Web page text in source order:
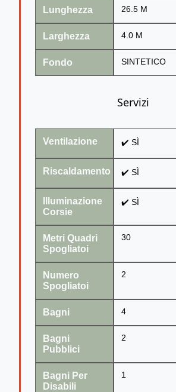
Lunghezza 26.5 M
Larghezza 4.0 M
Fondo SINTETICO
Servizi
Ventilazione ✔️ SÌ
Riscaldamento ✔️ SÌ
Illuminazione
Corsie
✔️ SÌ
Metri Quadri
Spogliatoi
30
Numero
Spogliatoi
2
Bagni 4
Bagni
Pubblici
2
Bagni Per
Disabili
1